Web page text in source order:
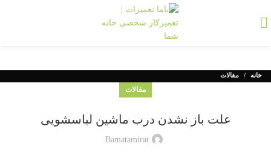
خانه مقالات
مقالات
علت باز نشدن درب ماشین لباسشویی
Bamatamirat